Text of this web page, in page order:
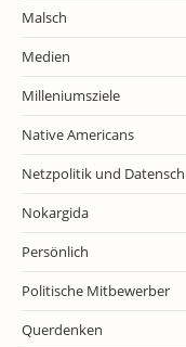
Malsch
Medien
Milleniumsziele
Native Americans
Netzpolitik und
Nokargida
Persönlich
Politische Mitbewerber
Querdenken